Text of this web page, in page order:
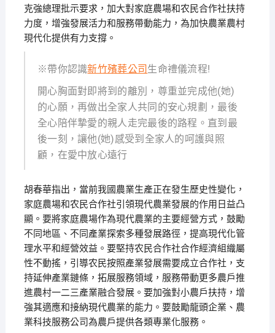
克強總理批示要求，加大對家庭農場和农民合作社扶持
力度，增強發展活力和服務帶動能力，為加快農業農村
現代化提供有力支撐。
※帶你認識新竹殯葬公司 生命禮儀流程!
開心胸面對即將到的離別，尊重並完成他(她)
的心願，再做出全家人共同的安心規劃，最後
全心陪伴摯愛的親人走完最後的路程。直到最
後一刻，讓他(她)感受到全家人的呵護與照
顧，在愛中放心遠行
胡春華指出，當前我國農業生產正在發生歷史性變化，
家庭農場和农民合作社引領現代農業發展的作用日益凸
顯。要將家庭農場作為現代農業的主要經營方式，鼓勵
不同地區、不同產業探索多種發展路徑，提高現代化管
理水平和經營效益。要堅持农民合作社合作經濟組織屬
性不動搖，引導农民按照產業發展需要成立合作社，支
持延伸產業鏈條，拓展服務領域，服務帶動更多農戶推
進農村一二三產業融合發展。要加強對小農戶扶持，增
強其適應和接納現代農業的能力。要鼓勵龍頭企業、農
業科技服務公司為農戶提供各類專業化服務。